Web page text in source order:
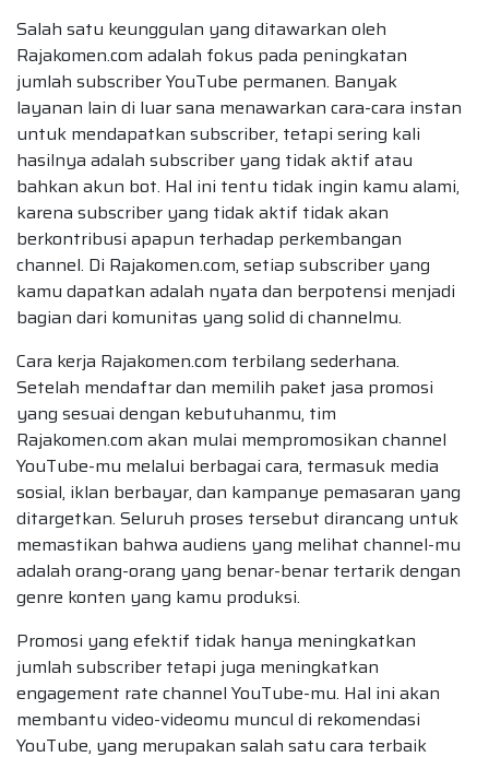
Salah satu keunggulan yang ditawarkan oleh
Rajakomen.com adalah fokus pada peningkatan
jumlah subscriber YouTube permanen. Banyak
layanan lain di luar sana menawarkan cara-cara instan
untuk mendapatkan subscriber, tetapi sering kali
hasilnya adalah subscriber yang tidak aktif atau
bahkan akun bot. Hal ini tentu tidak ingin kamu alami,
karena subscriber yang tidak aktif tidak akan
berkontribusi apapun terhadap perkembangan
channel. Di Rajakomen.com, setiap subscriber yang
kamu dapatkan adalah nyata dan berpotensi menjadi
bagian dari komunitas yang solid di channelmu.
Cara kerja Rajakomen.com terbilang sederhana.
Setelah mendaftar dan memilih paket jasa promosi
yang sesuai dengan kebutuhanmu, tim
Rajakomen.com akan mulai mempromosikan channel
YouTube-mu melalui berbagai cara, termasuk media
sosial, iklan berbayar, dan kampanye pemasaran yang
ditargetkan. Seluruh proses tersebut dirancang untuk
memastikan bahwa audiens yang melihat channel-mu
adalah orang-orang yang benar-benar tertarik dengan
genre konten yang kamu produksi.
Promosi yang efektif tidak hanya meningkatkan
jumlah subscriber tetapi juga meningkatkan
engagement rate channel YouTube-mu. Hal ini akan
membantu video-videomu muncul di rekomendasi
YouTube, yang merupakan salah satu cara terbaik